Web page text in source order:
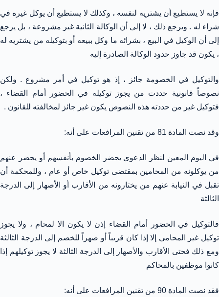
فإنه لا يستطيع أن يشتريه لنفسه ، وكذلك لا يستطيع أن يوكل غيره في
شراء له . ويرجع ذلك ، لا إلى أن الوكالة الثانية غير مشروعة ، بل يرجع
إلى أن الوكيل في البيع ، بشرائه ما وكل ببيعه أو بتوكيله من يشتريه له
، يكون قد جاوز حدود الوكالة الصادرة إليه
والتوكيل في الخصومة جائز
، إذ هو توكيل في أمر مشروع . ولكن
نصوصاً قانونية حددت من يجوز توكيله في الحضور أمام القضاء ،
فتوكيل غير من حددته هذه النصوص يكون غير جائز لمخالفته للقانون .
وقد نصت المادة 81 من تقنين المرافعات على أنه:
في اليوم المعين لنظر الدعوى يحضر الخصوم بأنفسهم أو يحضر عنهم
من يوكلونه من المحامين بمقتضى توكيل خاص أو عام ، وللمحكمة أن
تقبل في النيابة عنهم من يختارونه من الأقارب أو الأصهار إلى الدرجة
الثالثة
فالتوكيل في الحضور أمام القضاء إذن لا يكون الا لمحام ، ولا يجوز
توكيل غير المحامي إلا إذا كان قريباً أو صهراً للخصم إلى الدرجة الثالثة
ومع ذلك فحتى الأقارب والأصهار إلى الدرجة الثالثة لا يجوز توكيلهم إذا
كانوا موظفين بالمحاكم
فقد نصت المادة 90 من تقنين المرافعات على أنه: